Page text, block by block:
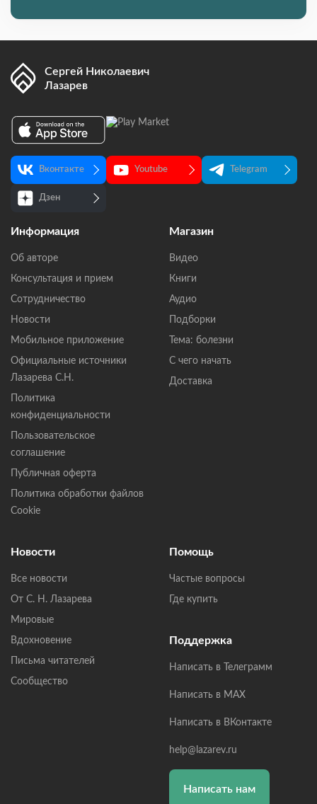
Сергей Николаевич
Лазарев
Вконтакте Youtube Telegram
Дзен
Информация
Об авторе
Консультация и прием
Сотрудничество
Новости
Мобильное приложение
Официальные источники
Лазарева С.Н.
Политика
конфиденциальности
Пользовательское
соглашение
Публичная оферта
Политика обработки файлов
Cookie
Магазин
Видео
Книги
Аудио
Подборки
Тема: болезни
С чего начать
Доставка
Новости
Все новости
От С. Н. Лазарева
Мировые
Вдохновение
Письма читателей
Сообщество
Помощь
Частые вопросы
Где купить
Поддержка
Написать в Телеграмм
Написать в MAX
Написать в ВКонтакте
help@lazarev.ru
Написать нам